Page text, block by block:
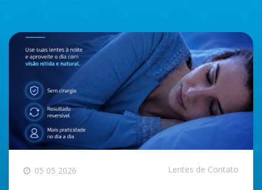
05 05 2026 Lentes de Contato